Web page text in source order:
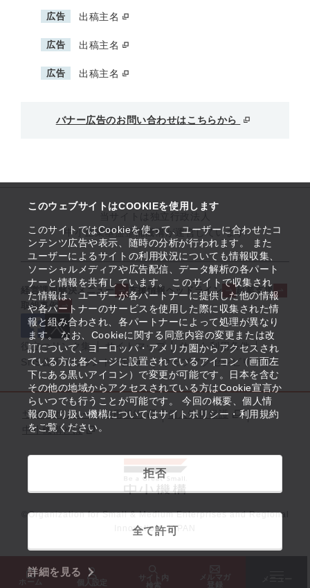
このウェブサイトはCOOKIEを使用します
このサイトではCookieを使って、ユーザーに合わせたコ
ンテンツ広告や表示、随時の分析が行われます。 また
ユーザーによるサイトの利用状況についても情報収集、
ソーシャルメディアや広告配信、データ解析の各パート
ナーと情報を共有しています。 このサイトで収集され
た情報は、ユーザーが各パートナーに提供した他の情報
や各パートナーのサービスを使用した際に収集された情
報と組み合わされ、各パートナーによって処理が異なり
ます。 なお、Cookieに関する同意内容の変更または改
訂について、ヨーロッパ・アメリカ圏からアクセスされ
ている方は各ページに設置されているアイコン（画面左
下にある黒いアイコン）で変更が可能です。日本を含む
その他の地域からアクセスされている方はCookie宣言か
らいつでも行うことが可能です。 今回の概要、個人情
報の取り扱い機構についてはサイトポリシー・利用規約
をご覧ください。
拒否
全て許可
詳細を見る
ホーム 個人設定
サイト内
検索
メルマガ
登録
広告 出稿主名
広告 出稿主名
広告 出稿主名
バナー広告のお問い合わせはこちらから
中小企業基盤整備機構が運営しています
経営課題解決メニュー 支援情報ヘッドライン
起業支援
取組事例
役立つリンク集 サイトマップ
サイト利用条件
SNS公式アカウント一覧
ウェブアクセシビリティ
サイトポリシー・利用規約
個人情報保護
中小機構とは
©Organization for Small & Medium Enterprises and Regional
Innovation, JAPAN